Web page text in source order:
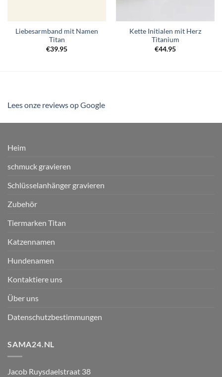
Liebesarmband mit Namen
Titan
€39.95
Kette Initialen mit Herz
Titanium
€44.95
Lees onze reviews op Google
Heim
schmuck gravieren
Schlüsselanhänger gravieren
Zubehör
Tiermarken Titan
Katzennamen
Hundenamen
Kontaktiere uns
Über uns
Datenschutzbestimmungen
SAMA24.NL
Jacob Ruysdaelstraat 38